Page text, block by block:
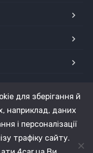
для зберігання й
наприклад, даних
і персоналізації
трафіку сайту.